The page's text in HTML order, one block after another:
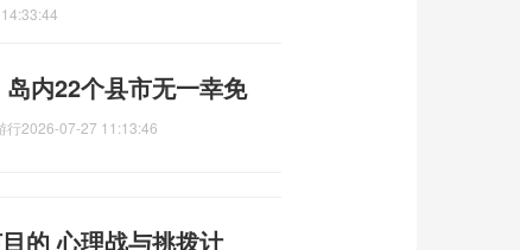
内22个县市无一幸免
行2026-07-27 11:13:46
的 心理战与挑拨计